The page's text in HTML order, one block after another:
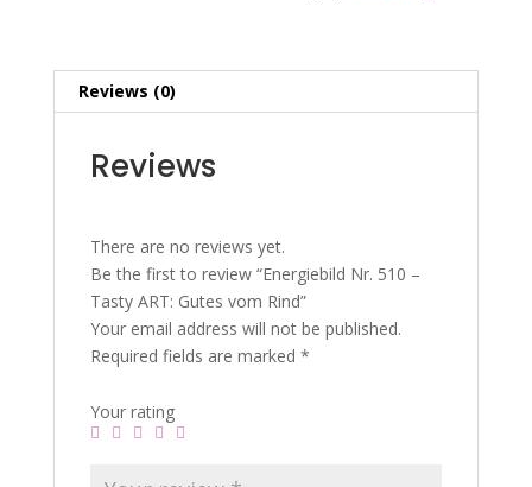
quantity
Reviews (0)
Reviews
There are no reviews yet.
Be the first to review “Energiebild Nr. 510 –
Tasty ART: Gutes vom Rind”
Your email address will not be published.
Required fields are marked *
Your rating